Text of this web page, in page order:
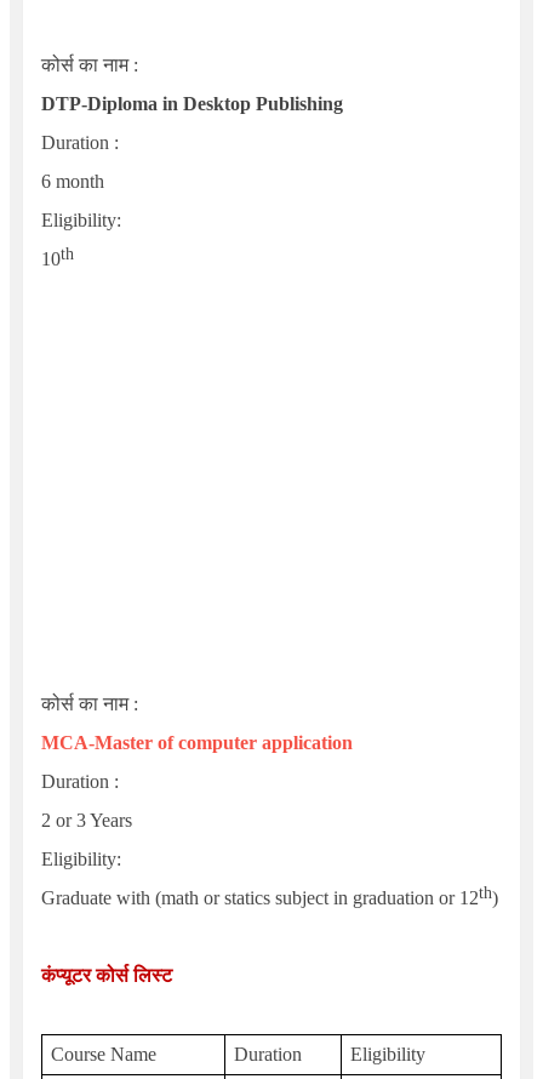
कोर्स का नाम :
DTP-Diploma in Desktop Publishing
Duration :
6 month
Eligibility:
10th
कोर्स का नाम :
MCA-Master of computer application
Duration :
2 or 3 Years
Eligibility:
Graduate with (math or statics subject in graduation or 12th)
कंप्यूटर कोर्स लिस्ट
Course Name Duration
Eligibility